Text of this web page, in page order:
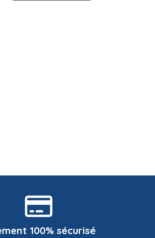
100% sécurisé